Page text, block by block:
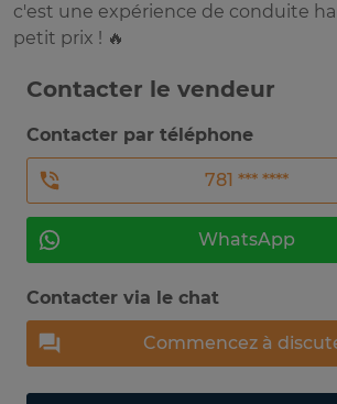
c'est une expérience de conduite
petit prix ! 🔥
Contacter le vendeur
Contacter par téléphone
781 *** ****
WhatsApp
Contacter via le chat
Commencez à